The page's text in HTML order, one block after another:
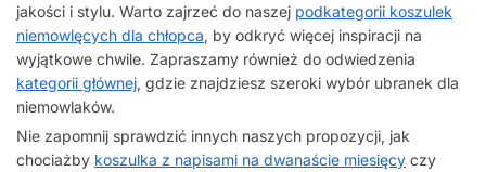
jakości i stylu. Warto zajrzeć do naszej podkategorii koszulek
niemowlęcych dla chłopca, by odkryć więcej inspiracji na
wyjątkowe chwile. Zapraszamy również do odwiedzenia
kategorii głównej, gdzie znajdziesz szeroki wybór ubranek dla
niemowlaków.
Nie zapomnij sprawdzić innych naszych propozycji, jak
chociażby koszulka z napisami na dwanaście miesięcy czy